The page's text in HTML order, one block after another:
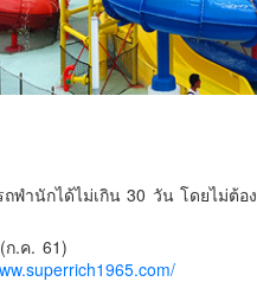
พำนักได้ไม่เกิน 30 วัน โดยไม่ต้อ
.ค. 61)